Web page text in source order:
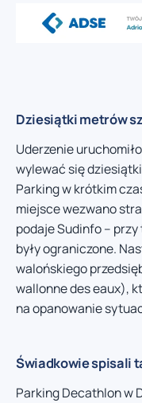
Dziesiątki metrów
Uderzenie
wylewać się
Parking w krótkim
miejsce wezwano
podaje Sudinfo –
były ograniczone.
walońskiego
wallonne des eaux),
na opanowanie
Świadkowie spisali
Parking Decathlon w